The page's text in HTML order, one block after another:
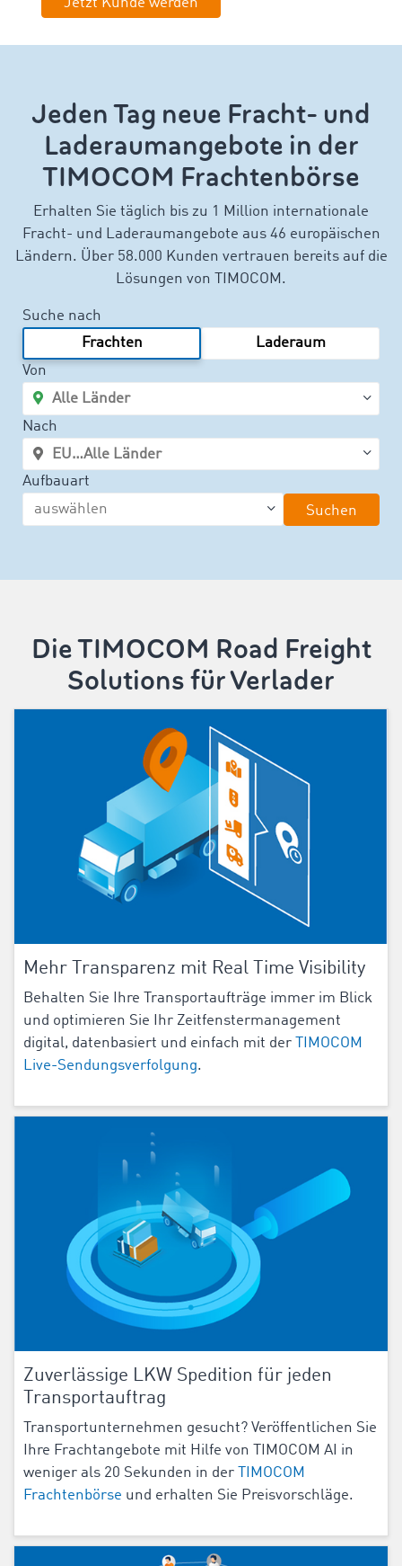
Jeden Tag neue Fracht- und
Laderaumangebote in der
TIMOCOM Frachtenbörse
Erhalten Sie täglich bis zu 1 Million internationale
Fracht- und Laderaumangebote aus 46 europäischen
Ländern. Über 58.000 Kunden vertrauen bereits auf die
Lösungen von TIMOCOM.
Suche nach
Frachten
Laderaum
Von
Nach
Aufbauart
Suchen
Die TIMOCOM Road Freight
Solutions für Verlader
Mehr Transparenz mit Real Time Visibility
Behalten Sie Ihre Transportaufträge immer im Blick
und optimieren Sie Ihr Zeitfenstermanagement
digital, datenbasiert und einfach mit der
TIMOCOM
Live-Sendungsverfolgung.
Zuverlässige LKW Spedition für jeden
Transportauftrag
Transportunternehmen gesucht? Veröffentlichen Sie
Ihre Frachtangebote mit Hilfe von TIMOCOM AI in
weniger als 20 Sekunden in der
TIMOCOM
Frachtenbörse und erhalten Sie Preisvorschläge.